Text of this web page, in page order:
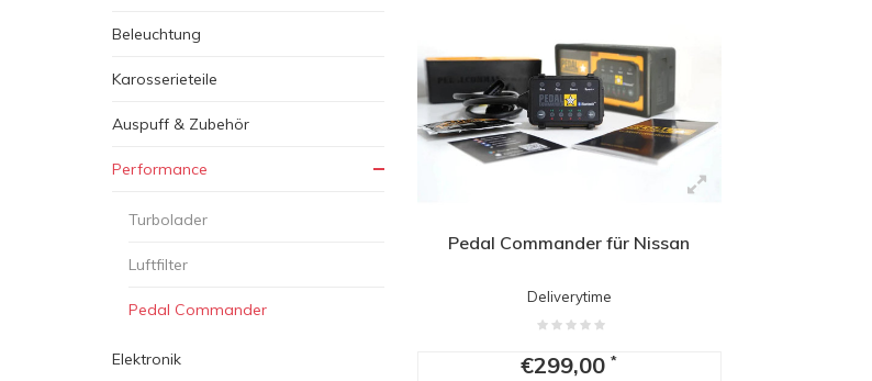
Beleuchtung
Karosserieteile
Auspuff & Zubehör
Performance
Turbolader
Luftfilter
Pedal Commander
Elektronik
Pedal Commander für Nissan
Deliverytime
€299,00*